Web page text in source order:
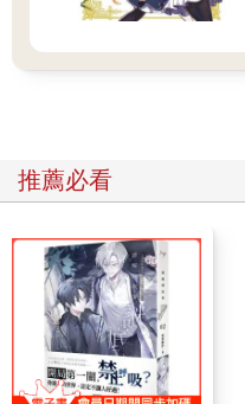
推薦必看